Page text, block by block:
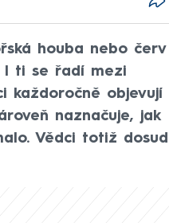
houba nebo červ
I ti se řadí mezi
každoročně objevují
naznačuje, jak
Vědci totiž dosud